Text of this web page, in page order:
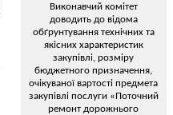
Виконавчий комітет
доводить до відома
обґрунтування технічних та
якісних характеристик
закупівлі, розміру
бюджетного призначення,
очікуваної вартості предмета
закупівлі послуги «Поточний
ремонт дорожнього